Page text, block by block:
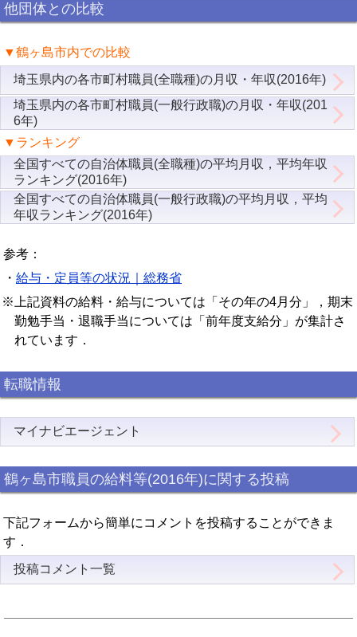
他団体との比較
▼鶴ヶ島市内での比較
埼玉県内の各市町村職員(全職種)の月収・年収(2016年)
埼玉県内の各市町村職員(一般行政職)の月収・年収(201
6年)
▼ランキング
全国すべての自治体職員(全職種)の平均月収，平均年収
ランキング(2016年)
全国すべての自治体職員(一般行政職)の平均月収，平均
年収ランキング(2016年)
参考：
・ 給与・定員等の状況｜総務省
※上記資料の給料・給与については「その年の4月分」，期末
勤勉手当・退職手当については「前年度支給分」が集計さ
れています．
転職情報
マイナビエージェント
鶴ヶ島市職員の給料等(2016年)に関する投稿
下記フォームから簡単にコメントを投稿することができま
す．
投稿コメント一覧